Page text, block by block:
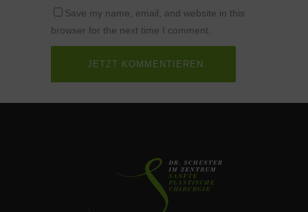
Save my name, email, and website in this
browser for the next time I comment.